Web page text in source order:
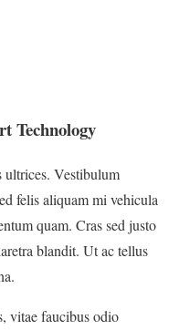
Technology
ultrices. Vestibulum
felis aliquam mi vehicula
quam. Cras sed justo
blandit. Ut ac tellus
vitae faucibus odio